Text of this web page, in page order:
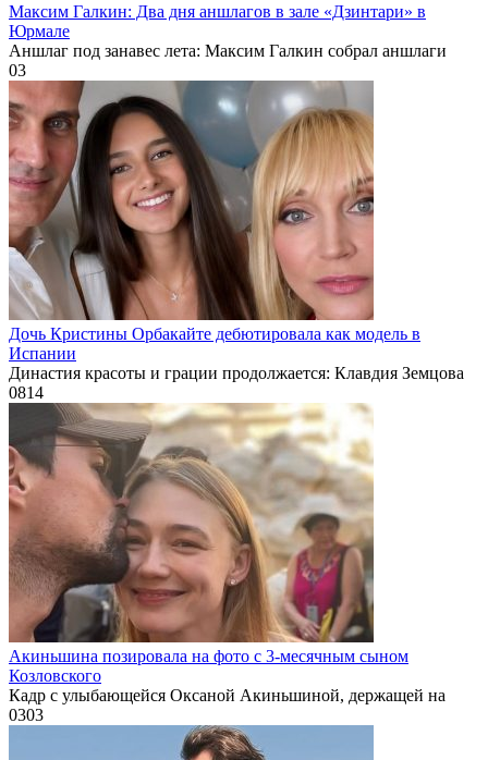
Максим Галкин: Два дня аншлагов в зале «Дзинтари» в
Юрмале
Аншлаг под занавес лета: Максим Галкин собрал аншлаги
03
Дочь Кристины Орбакайте дебютировала как модель в
Испании
Династия красоты и грации продолжается: Клавдия Земцова
0814
Акиньшина позировала на фото с 3-месячным сыном
Козловского
Кадр с улыбающейся Оксаной Акиньшиной, держащей на
0303